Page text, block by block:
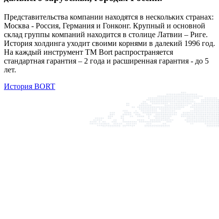
Представительства компании находятся в нескольких странах:
Москва - Россия, Германия и Гонконг. Крупный и основной
склад группы компаний находится в столице Латвии – Риге.
История холдинга уходит своими корнями в далекий 1996 год.
На каждый инструмент ТМ Bort распространяется
стандартная гарантия – 2 года и расширенная гарантия - до 5
лет.
История BORT